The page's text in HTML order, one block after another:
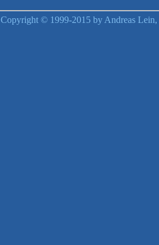
Copyright © 1999-2015 by Andreas